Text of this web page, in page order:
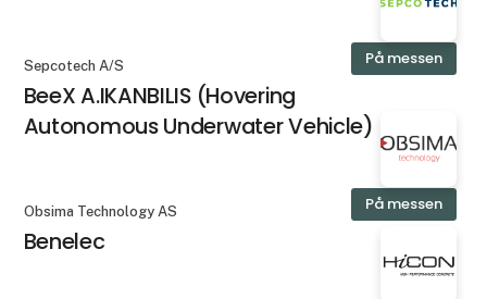
På messen
Sepcotech A/S
BeeX A.IKANBILIS (Hovering
Autonomous Underwater Vehicle)
På messen
Obsima Technology AS
Benelec